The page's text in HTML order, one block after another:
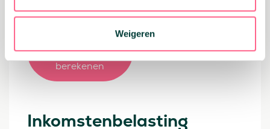
Weigeren
hypotheek
berekenen
Inkomstenbelasting